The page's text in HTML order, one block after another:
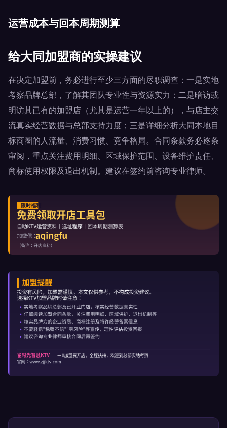
运营成本与回本周期测算
给大同加盟商的实操建议
在决定加盟前，务必进行至少三方面的尽职调查：一是实地
考察品牌总部，了解其团队专业性与资源实力；二是暗访或
明访其已有的加盟店（尤其是运营一年以上的），与店主交
流真实经营数据与总部支持力度；三是详细分析大同本地目
标商圈的人流量、消费习惯、竞争格局。合同条款务必逐条
审阅，重点关注费用明细、区域保护范围、设备维护责任、
商标使用权限及退出机制。建议在签约前咨询专业律师。